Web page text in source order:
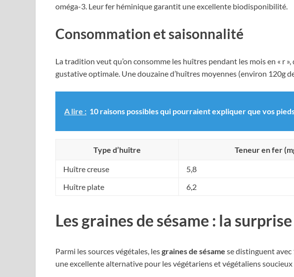
oméga-3. Leur fer héminique garantit une excellente biodisponibilité.
Consommation et saisonnalité
La tradition veut qu’on consomme les huîtres pendant les mois en «
gustative optimale. Une douzaine d’huîtres moyennes (environ 120g
A lire : 10 raisons possibles qui pourraient expliquer que vos
Type d’huître Teneur en fer
Huître creuse 5,8
Huître plate
6,2
Les graines de sésame : la
Parmi les sources végétales, lesgraines de sésame se distinguent avec
une excellente alternative pour les végétariens et végétaliens